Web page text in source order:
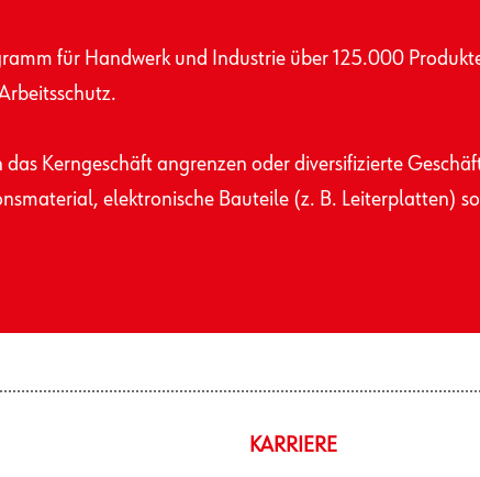
für Handwerk und Industrie über 125.000
Kerngeschäft angrenzen oder diversifizierte
elektronische Bauteile (z. B. Leiterplatten)
KARRIERE